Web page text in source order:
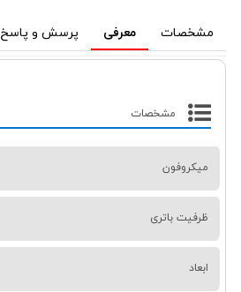
مشخصات معرفی پرسش و پاسخ
مشخصات
میکروفون
ظرفیت باتری
ابعاد